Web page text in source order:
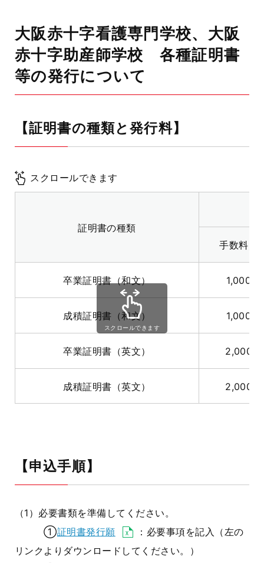
大阪赤十字看護専門学校、大阪
赤十字助産師学校 各種証明書
等の発行について
【証明書の種類と発行料】
証明書の種類
手数料／
卒業証明書（和文） 1,000円
成積証明書（和文） 1,000円
卒業証明書（英文） 2,000円
成積証明書（英文） 2,000円
スクロールできます
スクロールできます
【申込手順】
（1 ）必要書類を準備してください。
①証明書発行願
：必要事項を記入（左の
リンクよりダウンロードしてください。）